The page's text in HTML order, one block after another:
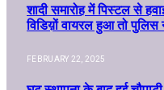
शादी समारोह में पिस्टल से
विडिय़ों वायरल हुआ तो पुलिस
FEBRUARY 22, 2025